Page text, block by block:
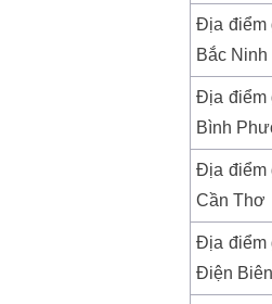
Địa điểm
Bắc Ninh
Địa điểm
Bình
Địa điểm
Cần Thơ
Địa điểm
Điện Biên